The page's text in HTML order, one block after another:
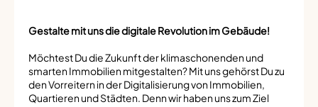
Gestalte mit uns die digitale Revolution im Gebäude!
Möchtest Du die Zukunft der klimaschonenden und
smarten Immobilien mitgestalten? Mit uns gehörst Du zu
den Vorreitern in der Digitalisierung von Immobilien,
Quartieren und Städten. Denn wir haben uns zum Ziel